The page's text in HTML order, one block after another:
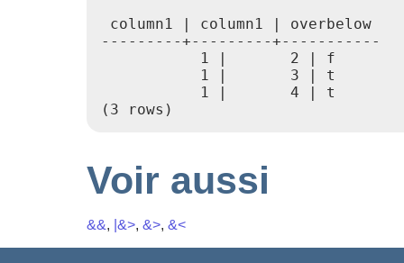
column1 | column1 | overbelow
---------+---------+-----------
           1 |       2 | f
           1 |       3 | t
           1 |       4 | t
(3 rows)
Voir aussi
&&, |&>, &>, &<